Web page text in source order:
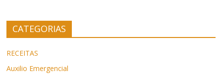
CATEGORIAS
RECEITAS
Auxilio Emergencial